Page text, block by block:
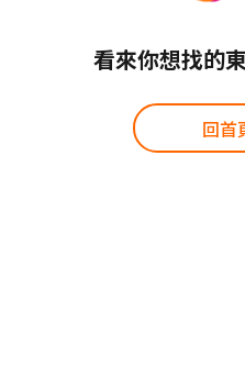
看來你想找的
回首